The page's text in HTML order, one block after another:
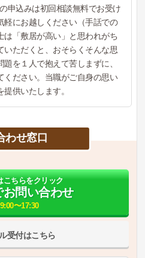
申込みは初回相談無料でお受け
軽にお越しください（手話での
は「敷居が高い」と思われがち
いただくと、おそらくそんな思
を１人で抱えて苦しまずに、
ください。当職がご自身の思い
供いたします。
わせ窓口
受付はこちら
こちらをクリック
お問い合わせ
〜17:30